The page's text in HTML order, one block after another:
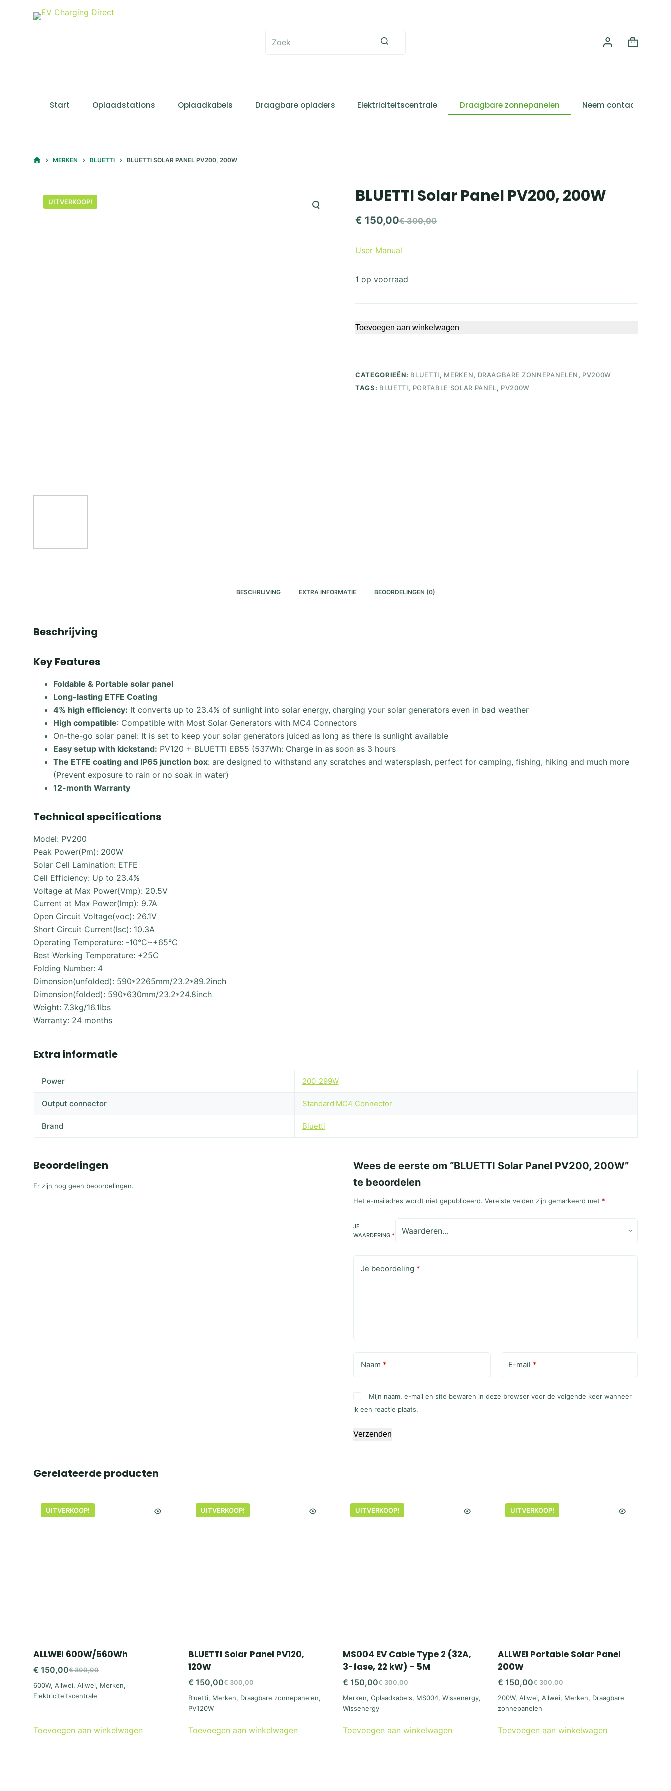
Start Oplaadstations Oplaadkabels Draagbare opladers Elektriciteitscentrale Draagbare zonnepanelen Neem contact
HOMEMERKEN BLUETTI BLUETTI SOLAR PANEL PV200, 200W
UITVERKOOP! BLUETTI Solar Panel PV200, 200W
€300,00
Oorspronkelijke
prijs
€ 300,00.
€ 150,00
Huidige
prijs
€ 150,00.
User Manual
1 op voorraad
Toevoegen aan winkelwagen
CATEGORIEËN: BLUETTI, MERKEN, DRAAGBARE ZONNEPANELEN, PV200W
TAGS: BLUETTI, PORTABLE SOLAR PANEL, PV200W
BESCHRIJVING EXTRA INFORMATIE BEOORDELINGEN (0)
Beschrijving
Key Features
Foldable & Portable solar panel
Long-lasting ETFE Coating
4% high efficiency: It converts up to 23.4% of sunlight into solar energy, charging your solar generators even in bad weather
High compatible: Compatible with Most Solar Generators with MC4 Connectors
On-the-go solar panel: It is set to keep your solar generators juiced as long as there is sunlight available
Easy setup with kickstand: PV120 + BLUETTI EB55 (537Wh: Charge in as soon as 3 hours
The ETFE coating and IP65 junction box: are designed to withstand any scratches and watersplash, perfect for camping, fishing, hiking and much more
(Prevent exposure to rain or no soak in water)
12-month Warranty
Technical specifications
Model: PV200
Peak Power(Pm): 200W
Solar Cell Lamination: ETFE
Cell Efficiency: Up to 23.4%
Voltage at Max Power{Vmp): 20.5V
Current at Max Power(lmp): 9.7A
Open Circuit Voltage(voc): 26.1V
Short Circuit Current(lsc): 10.3A
Operating Temperature: -10°C~+65°C
Best Werking Temperature: +25C
Folding Number: 4
Dimension(unfolded): 590*2265mm/23.2*89.2inch
Dimension(folded): 590*630mm/23.2*24.8inch
Weight: 7.3kg/16.1Ibs
Warranty: 24 months
Extra informatie
Power 200-299W
Output connector Standard MC4 Connector
Brand Bluetti
Beoordelingen
Er zijn nog geen beoordelingen.
Wees de eerste om “BLUETTI Solar Panel PV200, 200W”
te beoordelen
Het e-mailadres wordt niet gepubliceerd. Vereiste velden zijn gemarkeerd met *
JE
WAARDERING*
Je beoordeling *
Naam * E-mail *
Mijn naam, e-mail en site bewaren in deze browser voor de volgende keer wanneer
ik een reactie plaats.
Verzenden
Gerelateerde producten
UITVERKOOP!
ALLWEI 600W/560Wh
€300,00
Oorspronkelijke
prijs
was:
€ 150,00
Huidige
prijs
is:
600W,Allwei,Allwei, Merken,
Elektriciteitscentrale
Toevoegen aan winkelwagen
UITVERKOOP!
BLUETTI Solar Panel PV120,
120W
€300,00
Oorspronkelijke
prijs
€ 300,00.
€ 150,00
Huidige
prijs
€ 150,00.
Bluetti, Merken, Draagbare zonnepanelen,
PV120W
Toevoegen aan winkelwagen
UITVERKOOP!
MS004 EV Cable Type 2 (32A,
3-fase, 22 kW) – 5M
€300,00
Oorspronkelijke
prijs
was:
€ 300,00.
€ 150,00
Huidige
prijs
is:
€ 150,00.
Merken, Oplaadkabels, MS004, Wissenergy,
Wissenergy
Toevoegen aan winkelwagen
UITVERKOOP!
ALLWEI Portable Solar Panel
200W
€300,00
Oorspronkelijke
prijs
was:
€ 300,00.
€ 150,00
Huidige
prijs
is:
€ 150,00.
200W, Allwei, Allwei, Merken, Draagbare
zonnepanelen
Toevoegen aan winkelwagen